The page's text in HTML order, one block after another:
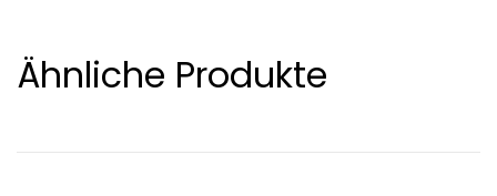
Ähnliche Produkte